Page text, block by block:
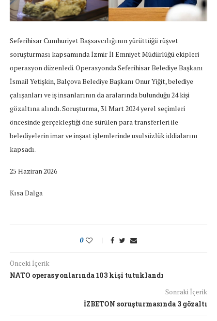
Seferihisar Cumhuriyet Başsavcılığının yürüttüğü rüşvet
soruşturması kapsamında İzmir İl Emniyet Müdürlüğü ekipleri
operasyon düzenledi. Operasyonda Seferihisar Belediye Başkanı
İsmail Yetişkin, Balçova Belediye Başkanı Onur Yiğit, belediye
çalışanları ve iş insanlarının da aralarında bulunduğu 24 kişi
gözaltına alındı. Soruşturma, 31 Mart 2024 yerel seçimleri
öncesinde gerçekleştiği öne sürülen para transferleri ile
belediyelerin imar ve inşaat işlemlerinde usulsüzlük iddialarını
kapsadı.
25 Haziran 2026
Kısa Dalga
0
Önceki İçerik
NATO operasyonlarında 103 kişi tutuklandı
Sonraki İçerik
İZBETON soruşturmasında 3 gözaltı